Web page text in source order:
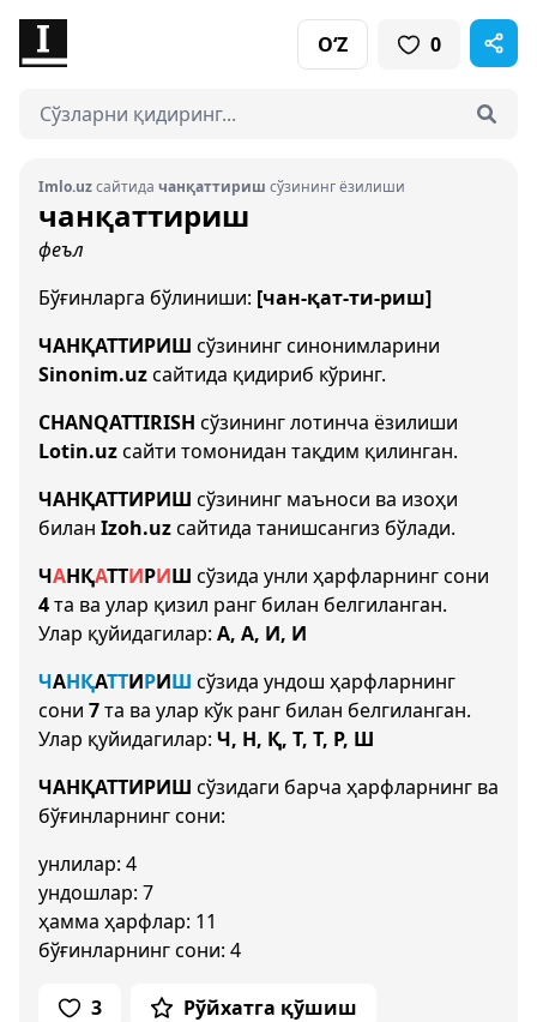
O‘Z 0
Imlo.uzсайтида чанқаттириш сўзининг ёзилиши
чанқаттириш
феъл
Бўғинларга бўлиниши: [чан-қат-ти-риш]
ЧАНҚАТТИРИШ сўзининг синонимларини
Sinonim.uzсайтида қидириб кўринг.
CHANQATTIRISH сўзининг лотинча ёзилиши
Lotin.uzсайти томонидан тақдим қилинган.
ЧАНҚАТТИРИШ сўзининг маъноси ва изоҳи
билан Izoh.uzсайтида танишсангиз бўлади.
ЧАНҚАТТИРИШ сўзида унли ҳарфларнинг сони
4та ва улар қизил ранг билан белгиланган.
Улар қуйидагилар: А, А, И, И
ЧАНҚАТТИРИШ сўзида ундош ҳарфларнинг
сони 7та ва улар кўк ранг билан белгиланган.
Улар қуйидагилар: Ч, Н, Қ, Т, Т, Р, Ш
ЧАНҚАТТИРИШ сўзидаги барча ҳарфларнинг ва
бўғинларнинг сони:
унлилар: 4
ундошлар: 7
ҳамма ҳарфлар: 11
бўғинларнинг сони: 4
3 Рўйхатга қўшиш